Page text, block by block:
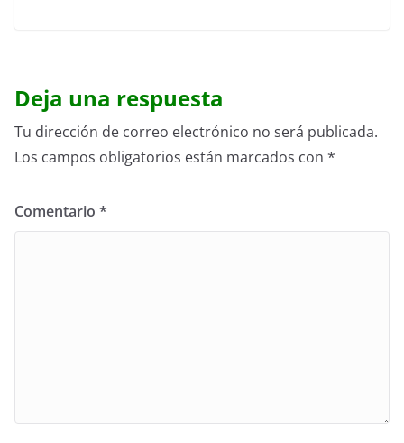
Deja una respuesta
Tu dirección de correo electrónico no será publicada.
Los campos obligatorios están marcados con *
Comentario *